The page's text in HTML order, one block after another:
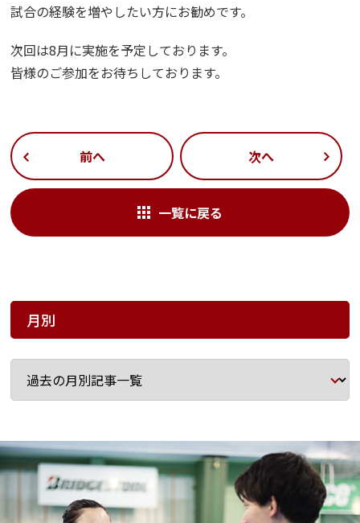
試合の経験を増やしたい方にお勧めです。
次回は8月に実施を予定しております。
皆様のご参加をお待ちしております。
前へ
一覧に戻る
次へ
月別